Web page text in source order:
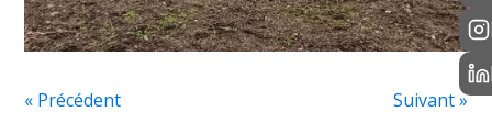
« Précédent Suivant »